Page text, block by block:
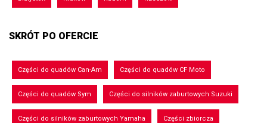
SKRÓT PO OFERCIE
Części do quadów Can-Am Części do quadów CF Moto
Części do quadów Sym Części do silników zaburtowych Suzuki
Części do silników zaburtowych Yamaha Części zbiorcza